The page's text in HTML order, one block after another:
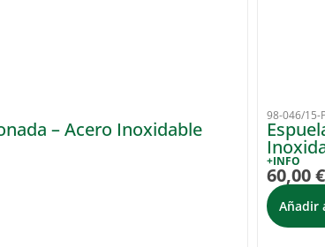
– Acero Inoxidable
98-046/15-
+INFO
60,00€
Añadir